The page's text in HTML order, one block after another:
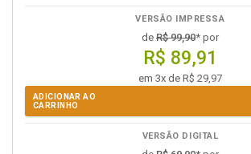
VERSÃO IMPRESSA
de R$ 99,90* por
R$ 89,91
em 3x de R$ 29,97
ADICIONAR AO
CARRINHO
VERSÃO DIGITAL